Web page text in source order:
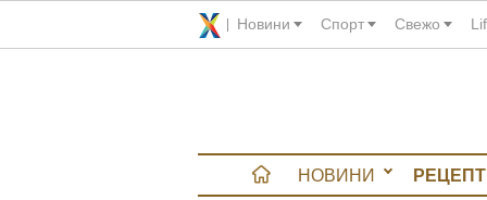
Новини Спорт Свежо
НОВИНИ